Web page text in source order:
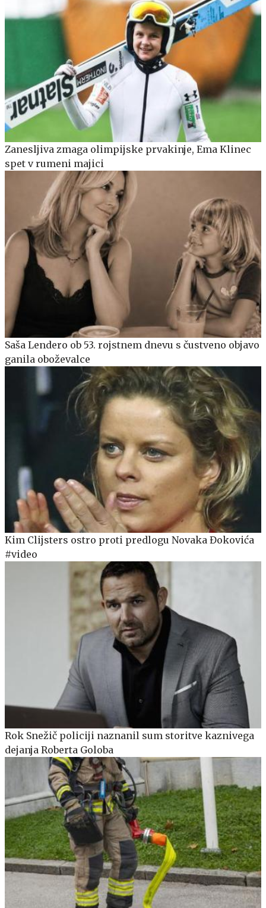
Zanesljiva zmaga olimpijske prvakinje, Ema Klinec
spet v rumeni majici
Saša Lendero ob 53. rojstnem dnevu s čustveno objavo
ganila oboževalce
Kim Clijsters ostro proti predlogu Novaka Đokovića
#video
Rok Snežič policiji naznanil sum storitve kaznivega
dejanja Roberta Goloba